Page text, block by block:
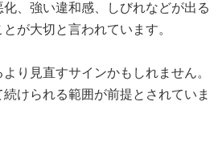
column/16ストレートネッ
？正し/
#NGマッサージ #首こり悪化防止
善